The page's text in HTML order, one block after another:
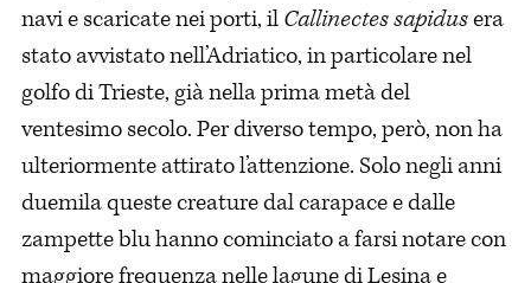
navi e scaricate nei porti, ilCallinectes sapidusera
stato avvistato nell’Adriatico, in particolare nel
golfo di Trieste, già nella prima metà del
ventesimo secolo. Per diverso tempo, però, non ha
ulteriormente attirato l’attenzione. Solo negli anni
duemila queste creature dal carapace e dalle
zampette blu hanno cominciato a farsi notare con
maggiore frequenza nelle lagune di Lesina e